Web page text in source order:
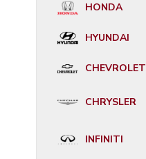
HONDA
HYUNDAI
CHEVROLET
CHRYSLER
INFINITI